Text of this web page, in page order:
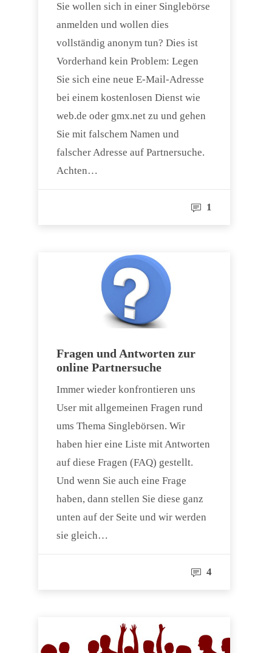
Sie wollen sich in einer Singlebörse
anmelden und wollen dies
vollständig anonym tun? Dies ist
Vorderhand kein Problem: Legen
Sie sich eine neue E-Mail-Adresse
bei einem kostenlosen Dienst wie
web.de oder gmx.net zu und gehen
Sie mit falschem Namen und
falscher Adresse auf Partnersuche.
Achten…
1
Fragen und Antworten zur
online Partnersuche
Immer wieder konfrontieren uns
User mit allgemeinen Fragen rund
ums Thema Singlebörsen. Wir
haben hier eine Liste mit Antworten
auf diese Fragen (FAQ) gestellt.
Und wenn Sie auch eine Frage
haben, dann stellen Sie diese ganz
unten auf der Seite und wir werden
sie gleich…
4